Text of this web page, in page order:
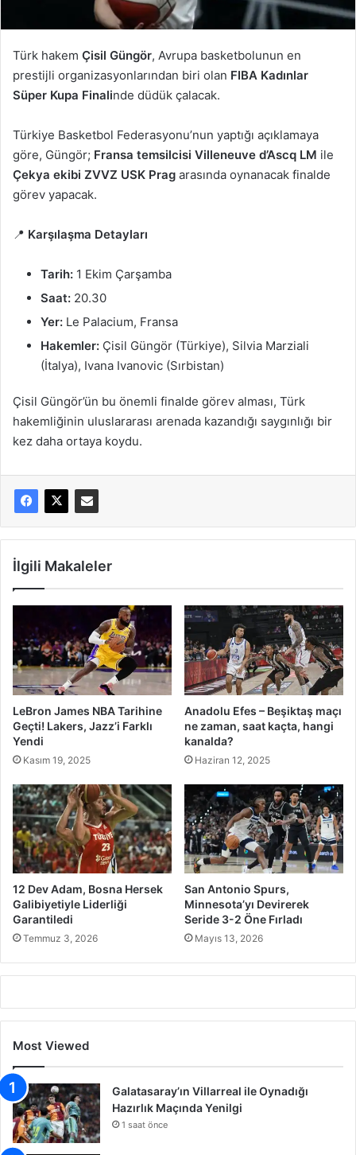
Türk hakem Çisil Güngör, Avrupa basketbolunun en
prestijli organizasyonlarından biri olan FIBA Kadınlar
Süper Kupa Finalinde düdük çalacak.
Türkiye Basketbol Federasyonu’nun yaptığı açıklamaya
göre, Güngör; Fransa temsilcisi Villeneuve d’Ascq LM ile
Çekya ekibi ZVVZ USK Prag arasında oynanacak finalde
görev yapacak.
📍 Karşılaşma Detayları
Tarih: 1 Ekim Çarşamba
Saat: 20.30
Yer: Le Palacium, Fransa
Hakemler: Çisil Güngör (Türkiye), Silvia Marziali
(İtalya), Ivana Ivanovic (Sırbistan)
Çisil Güngör’ün bu önemli finalde görev alması, Türk
hakemliğinin uluslararası arenada kazandığı saygınlığı bir
kez daha ortaya koydu.
İlgili Makaleler
LeBron James NBA Tarihine
Geçti! Lakers, Jazz’i Farklı
Yendi
Kasım 19, 2025
Anadolu Efes – Beşiktaş maçı
ne zaman, saat kaçta, hangi
kanalda?
Haziran 12, 2025
12 Dev Adam, Bosna Hersek
Galibiyetiyle Liderliği
Garantiledi
Temmuz 3, 2026
San Antonio Spurs,
Minnesota’yı Devirerek
Seride 3-2 Öne Fırladı
Mayıs 13, 2026
Most Viewed
Galatasaray’ın Villarreal ile Oynadığı
Hazırlık Maçında Yenilgi
1 saat önce